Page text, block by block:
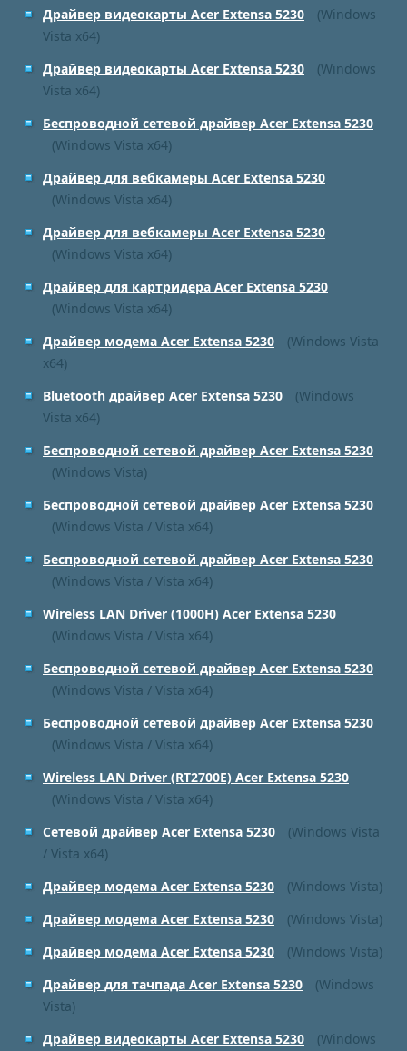
Драйвер видеокарты Acer Extensa 5230
(Windows
Vista x64)
Драйвер видеокарты Acer Extensa 5230
(Windows
Vista x64)
Беспроводной сетевой драйвер Acer Extensa 5230
(Windows Vista x64)
Драйвер для вебкамеры Acer Extensa 5230
(Windows Vista x64)
Драйвер для вебкамеры Acer Extensa 5230
(Windows Vista x64)
Драйвер для картридера Acer Extensa 5230
(Windows Vista x64)
Драйвер модема Acer Extensa 5230
(Windows Vista
x64)
Bluetooth драйвер Acer Extensa 5230
(Windows
Vista x64)
Беспроводной сетевой драйвер Acer Extensa 5230
(Windows Vista)
Беспроводной сетевой драйвер Acer Extensa 5230
(Windows Vista / Vista x64)
Беспроводной сетевой драйвер Acer Extensa 5230
(Windows Vista / Vista x64)
Wireless LAN Driver (1000H) Acer Extensa 5230
(Windows Vista / Vista x64)
Беспроводной сетевой драйвер Acer Extensa 5230
(Windows Vista / Vista x64)
Беспроводной сетевой драйвер Acer Extensa 5230
(Windows Vista / Vista x64)
Wireless LAN Driver (RT2700E) Acer Extensa 5230
(Windows Vista / Vista x64)
Сетевой драйвер Acer Extensa 5230
(Windows Vista
/ Vista x64)
Драйвер модема Acer Extensa 5230
(Windows Vista)
Драйвер модема Acer Extensa 5230
(Windows Vista)
Драйвер модема Acer Extensa 5230
(Windows Vista)
Драйвер для тачпада Acer Extensa 5230
(Windows
Vista)
Драйвер видеокарты Acer Extensa 5230
(Windows